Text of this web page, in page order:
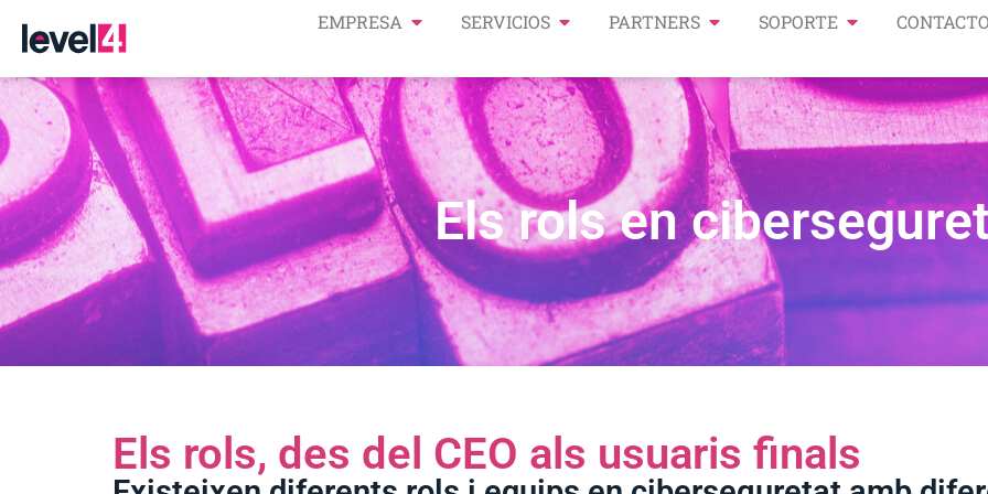
EMPRESA SERVICIOS PARTNERS SOPORTE CONTACTO
Els rols en
Els rols, des del CEO als usuaris finals